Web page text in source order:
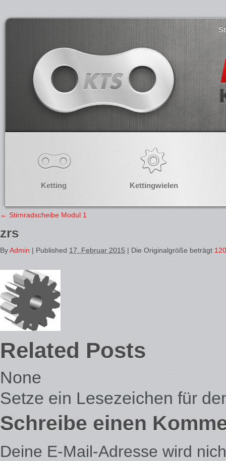
Ketting Kettingwielen
← Stirnradscheibe Modul 1
zrs
ByAdmin | Published 17. Februar 2015 | Die Originalgröße beträgt
Related Posts
None
Setze ein Lesezeichen für
Schreibe einen
Deine E-Mail-Adresse wird